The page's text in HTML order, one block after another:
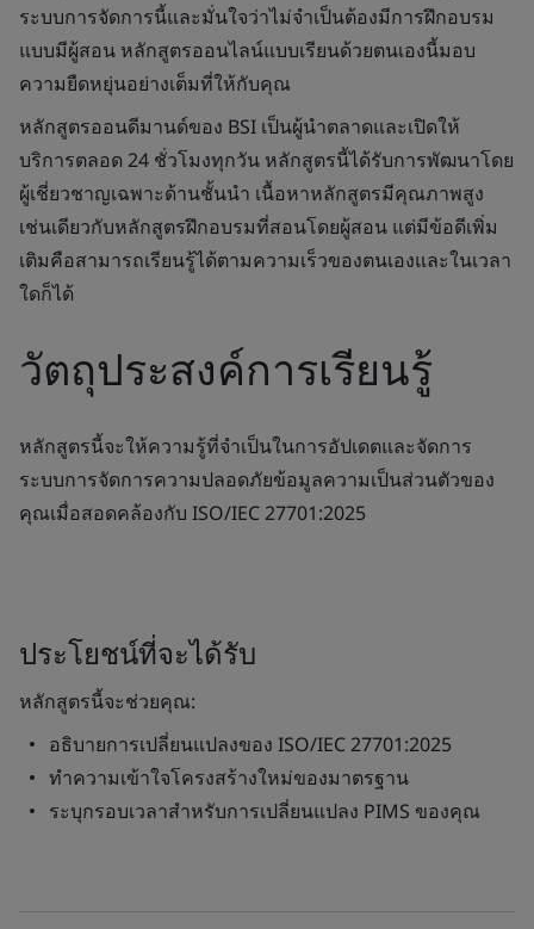
ระบบการจัดการนี้และมั่นใจว่าไม่จำเป็นต้องมีการฝึกอบรม
แบบมีผู้สอน หลักสูตรออนไลน์แบบเรียนด้วยตนเองนี้มอบ
ความยืดหยุ่นอย่างเต็มที่ให้กับคุณ
หลักสูตรออนดีมานด์ของ BSI เป็นผู้นำตลาดและเปิดให้
บริการตลอด 24 ชั่วโมงทุกวัน หลักสูตรนี้ได้รับการพัฒนาโดย
ผู้เชี่ยวชาญเฉพาะด้านชั้นนำ เนื้อหาหลักสูตรมีคุณภาพสูง
เช่นเดียวกับหลักสูตรฝึกอบรมที่สอนโดยผู้สอน แต่มีข้อดีเพิ่ม
เติมคือสามารถเรียนรู้ได้ตามความเร็วของตนเองและในเวลา
ใดก็ได้
วัตถุประสงค์การเรียนรู้
หลักสูตรนี้จะให้ความรู้ที่จำเป็นในการอัปเดตและจัดการ
ระบบการจัดการความปลอดภัยข้อมูลความเป็นส่วนตัวของ
คุณเมื่อสอดคล้องกับ ISO/IEC 27701:2025
ประโยชน์ที่จะได้รับ
หลักสูตรนี้จะช่วยคุณ:
อธิบายการเปลี่ยนแปลงของ ISO/IEC 27701:2025
ทำความเข้าใจโครงสร้างใหม่ของมาตรฐาน
ระบุกรอบเวลาสำหรับการเปลี่ยนแปลง PIMS ของคุณ